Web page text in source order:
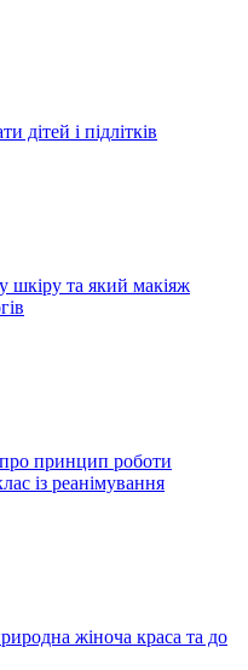
дітей і підлітків
та який макіяж
принцип роботи
із реанімування
жіноча краса та до